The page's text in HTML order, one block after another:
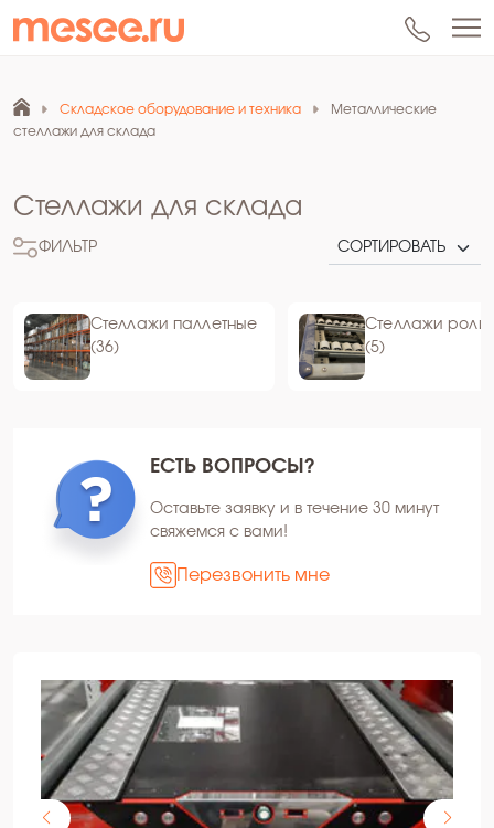
Складское оборудование и техника
Металлические
стеллажи для склада
Стеллажи для склада
ФИЛЬТР
Стеллажи паллетные
(36)
Стеллажи
(5)
ЕСТЬ ВОПРОСЫ?
Оставьте заявку и в течение 30 минут
свяжемся с вами!
Перезвонить мне